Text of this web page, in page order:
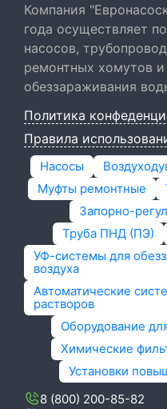
Компания
года осуществляет
насосов,
ремонтных хомутов
обеззараживания
Политика
Правила
Насосы
Муфты ремонтные
Запорно-
Труба ПНД (ПЭ)
УФ-системы для
воздуха
Автоматические
растворов
Оборудование
Химические
Установки
8 (800) 200-85-82